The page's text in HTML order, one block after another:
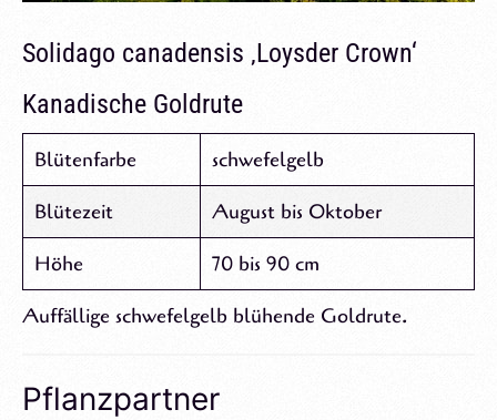
Solidago canadensis ‚Loysder Crown‘
Kanadische Goldrute
Blütenfarbe
schwefelgelb
Blütezeit
August bis Oktober
Höhe
70 bis 90 cm
Auffällige schwefelgelb blühende Goldrute.
Pflanzpartner